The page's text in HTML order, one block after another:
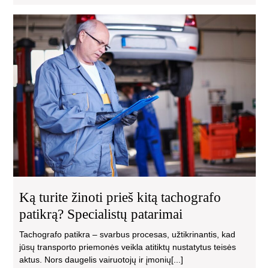
Ką turite žinoti prieš kitą tachografo
patikrą? Specialistų patarimai
Tachografo patikra – svarbus procesas, užtikrinantis, kad
jūsų transporto priemonės veikla atitiktų nustatytus teisės
aktus. Nors daugelis vairuotojų ir įmonių[...]